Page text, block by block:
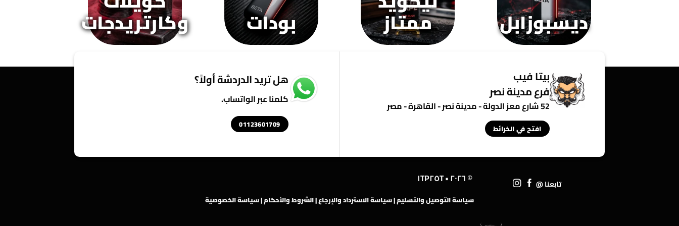
ديسبوزابل ممتاز بودات وكارتريدجات
بيتا فيب
فرع مدينة نصر
52 شارع معز الدولة - مدينة نصر - القاهرة - مصر
افتح في الخرائط
هل تريد الدردشة أولاً؟
كلمنا عبر الواتساب.
01123601709
تابعنا @ © ٢٠٢٦ • ١TP٢٥T
سياسة التوصيل والتسليم|سياسة الاسترداد والإرجاع|الشروط والأحكام|سياسة الخصوصية